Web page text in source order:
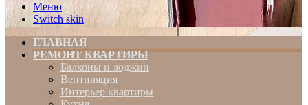
Меню
Switch skin
ГЛАВНАЯ
РЕМОНТ КВАРТИРЫ
Балконы и лоджии
Вентиляция
Интерьер квартиры